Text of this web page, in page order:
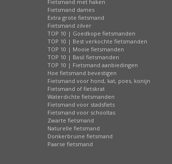
Fietsmand met haken
Fietsmand dames
Extra grote fietsmand
Fietsmand zilver
TOP 10 | Goedkope fietsmanden
TOP 10 | Best verkochte fietsmanden
TOP 10 | Mooie fietsmanden
TOP 10 | Basil fietsmanden
TOP 10 | Fietsmand aanbiedingen
Hoe fietsmand bevestigen
Fietsmand voor hond, kat, poes, konijn
Fietsmand of fietskrat
Waterdichte fietsmanden
Fietsmand voor stadsfiets
Fietsmand voor schooltas
Zwarte fietsmand
Naturelle fietsmand
Donkerbruine fietsmand
Paarse fietsmand